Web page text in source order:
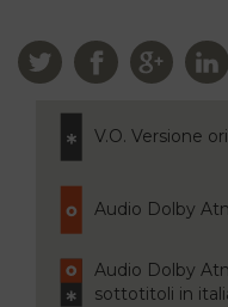
V.O. Versione
Audio Dolby
Audio Dolby
sottotitoli in